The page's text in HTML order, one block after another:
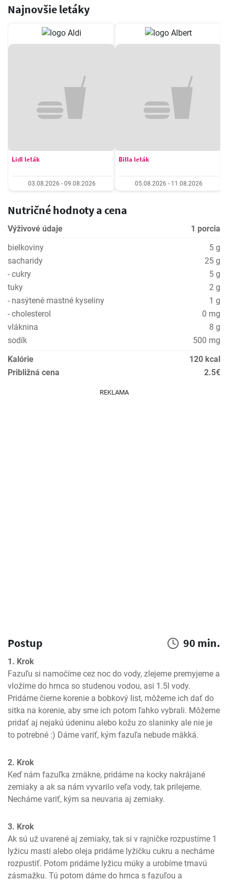
Najnovšie letáky
Lidl leták
03.08.2026 - 09.08.2026
Billa leták
05.08.2026 - 11.08.2026
Nutričné hodnoty a cena
Výživové údaje
1 porcia
bielkoviny
5 g
sacharidy
25 g
- cukry
5 g
tuky
2 g
- nasýtené mastné kyseliny
1 g
- cholesterol
0 mg
vláknina
8 g
sodík
500 mg
Kalórie
120 kcal
Približná cena
2.5€
REKLAMA
Postup 90 min.
1. Krok
Fazuľu si namočíme cez noc do vody, zlejeme premyjeme a
vložíme do hrnca so studenou vodou, asi 1.5l vody.
Pridáme čierne korenie a bobkový list, môžeme ich dať do
sitka na korenie, aby sme ich potom ľahko vybrali. Môžeme
pridať aj nejakú údeninu alebo kožu zo slaninky ale nie je
to potrebné :) Dáme variť, kým fazuľa nebude mäkká.
2. Krok
Keď nám fazuľka zmäkne, pridáme na kocky nakrájané
zemiaky a ak sa nám vyvarilo veľa vody, tak prilejeme.
Necháme variť, kým sa neuvaria aj zemiaky.
3. Krok
Ak sú už uvarené aj zemiaky, tak si v rajničke rozpustíme 1
lyžicu masti alebo oleja pridáme lyžičku cukru a necháme
rozpustiť. Potom pridáme lyžicu múky a urobíme tmavú
zásmažku. Tú potom dáme do hrnca s fazuľou a